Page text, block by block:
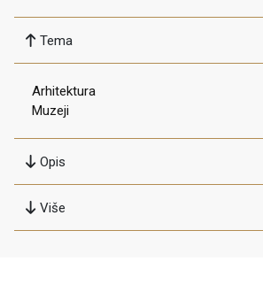
Tema
Arhitektura
Muzeji
Opis
Više